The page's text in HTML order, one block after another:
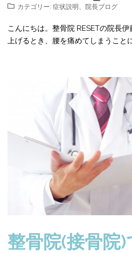
カテゴリー: 症状説明 院長ブログ
こんにちは。整骨院 RESETの院長
上げるとき、腰を痛めてしまうこと
整骨院(接骨院)